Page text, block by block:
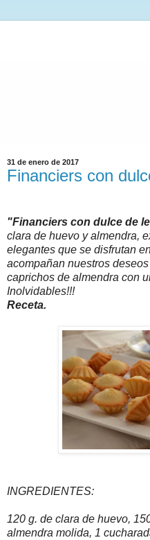
31 de enero de 2017
Financiers con
"Financiers con dulce de
clara de huevo y almendra,
elegantes que se disfrutan
acompañan nuestros
caprichos de almendra con
Inolvidables!!!
Receta.
INGREDIENTES:
120 g. de clara de huevo,
almendra molida, 1